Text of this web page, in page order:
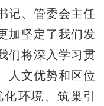
、管委会主任
加坚定了我们发
们将深入学习贯
人文优势和区位
环境、筑巢引